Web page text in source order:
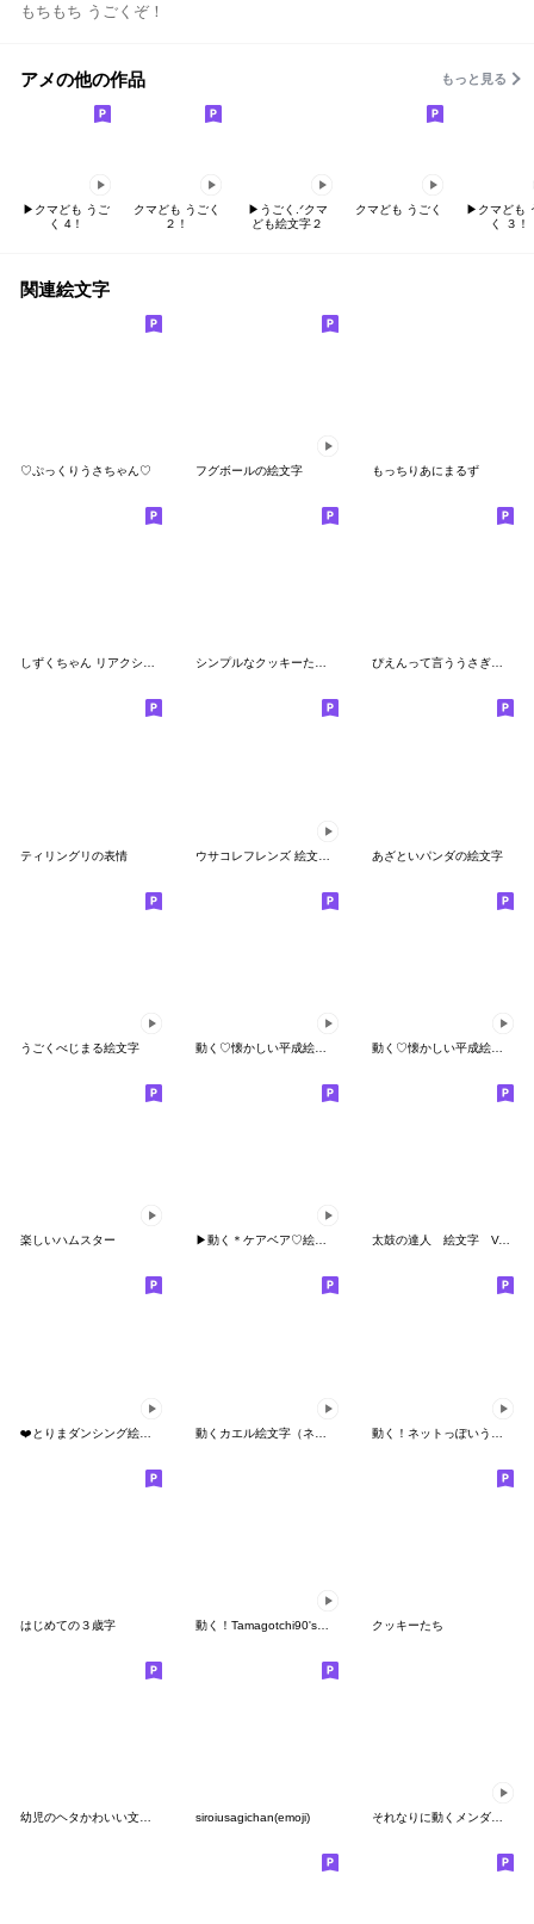
もちもち うごくぞ！
アメの他の作品 もっと見る
▶クマども うご
く 4！
クマども うごく
２！
▶うごく.ᐟクマ
ども絵文字２
クマども うごく
▶クマども
く ３！
関連絵文字
♡ぷっくりうさちゃん♡ フグボールの絵文字 もっちりあにまるず
しずくちゃん リアクション絵文字 シンプルなクッキーたち絵文字 ぴえんって言ううさぎの絵文字
ティリングリの表情 あざといパンダの絵文字
うごくべじまる絵文字 動く♡懐かしい平成絵文字
楽しいハムスター ▶︎動く＊ケアベア♡絵文字 太鼓の達人 絵文字 Vol.1
はじめての３歳字 クッキーたち
幼児のヘタかわいい文字。 siroiusagichan(emoji) それなりに動くメンダコ絵文字